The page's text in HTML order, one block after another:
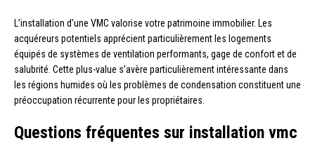
L’installation d’une VMC valorise votre patrimoine immobilier. Les
acquéreurs potentiels apprécient particulièrement les logements
équipés de systèmes de ventilation performants, gage de confort et de
salubrité. Cette plus-value s’avère particulièrement intéressante dans
les régions humides où les problèmes de condensation constituent une
préoccupation récurrente pour les propriétaires.
Questions fréquentes sur installation vmc